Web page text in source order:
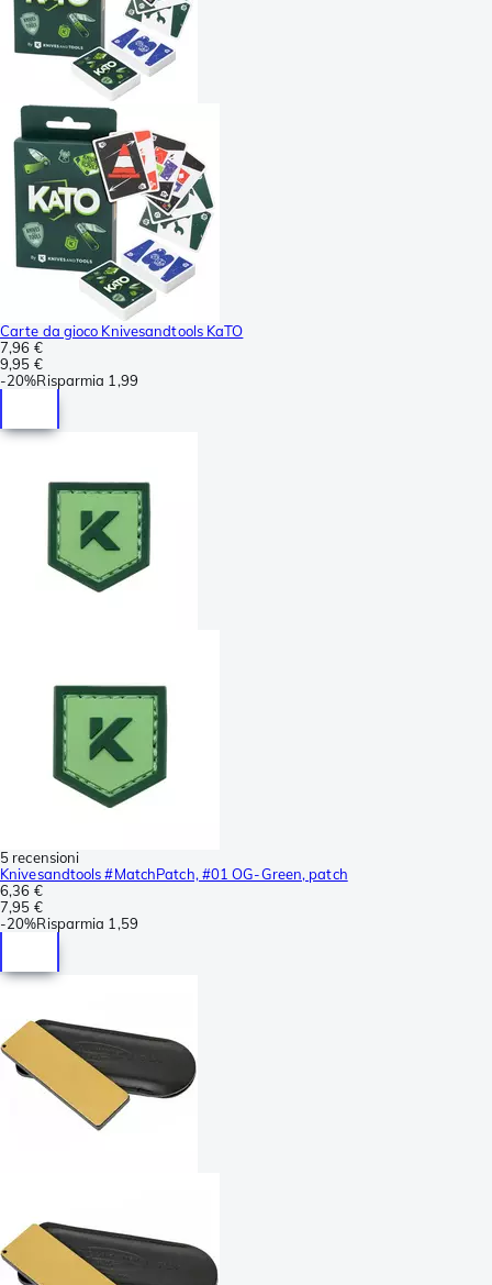
Carte da gioco Knivesandtools KaTO
7,96 €
9,95 €
-20%Risparmia 1,99
5 recensioni
Knivesandtools #MatchPatch, #01 OG-Green, patch
6,36 €
7,95 €
-20%Risparmia 1,59